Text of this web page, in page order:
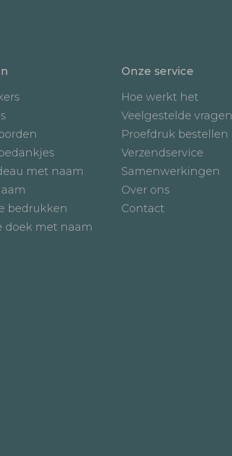
met naam
bedrukken
doek met naam
Onze service
Hoe werkt het
Veelgestelde vragen
Proefdruk bestellen
Verzendservice
Samenwerkingen
Over ons
Contact